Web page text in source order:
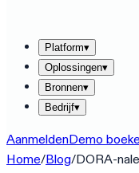
Platform▾
Oplossingen▾
Bronnen▾
Bedrijf▾
AanmeldenDemo
Home/Blog/DORA-